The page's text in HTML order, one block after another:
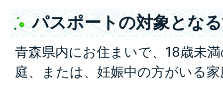
パスポートの対象とな
青森県内にお住まいで、18歳未
庭、または、妊娠中の方がいる